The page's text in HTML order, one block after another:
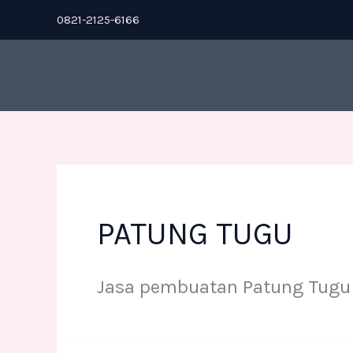
to
0821-2125-6166
PATUNG TUGU
Jasa pembuatan Patung Tugu